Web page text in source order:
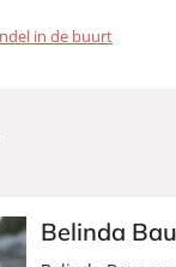
in de buurt
Belinda